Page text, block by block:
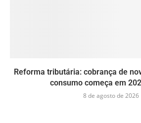
Reforma tributária: cobrança de
consumo começa em
8 de agosto de 2026